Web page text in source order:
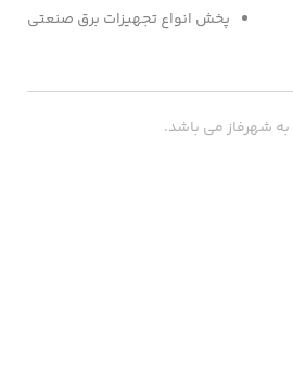
پخش انواع تجهیزات برق صنعتی
شهرفاز می باشد.